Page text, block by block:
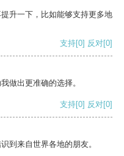
升一下，比如能够支持更多地
支持[0] 反对[0]
做出更准确的选择。
支持[0] 反对[0]
到来自世界各地的朋友。